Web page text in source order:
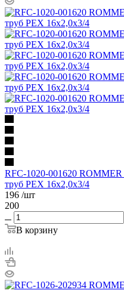
RFC-1020-001620
труб PEX 16х2,0х3/4
196 /шт
200
В корзину